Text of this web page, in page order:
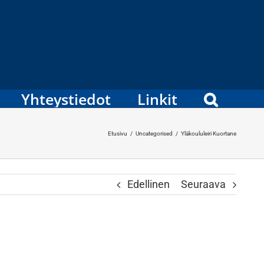
Yhteystiedot Linkit
Etusivu / Uncategorised / Yläkoululeiri Kuortane
Edellinen Seuraava